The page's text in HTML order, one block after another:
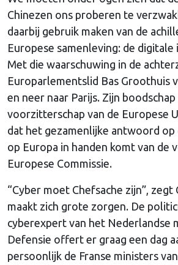
Chinezen ons proberen te
daarbij gebruik maken van de
Europese samenleving: de
Met die waarschuwing in de
Europarlementslid Bas Groothuis
en neer naar Parijs. Zijn boodschap
voorzitterschap van de Europese
dat het gezamenlijke antwoord op
op Europa in handen komt van de
Europese Commissie.
“Cyber moet Chefsache zijn”, zegt
maakt zich grote zorgen. De
cyberexpert van het Nederlandse
Defensie offert er graag een dag
persoonlijk de Franse ministers van